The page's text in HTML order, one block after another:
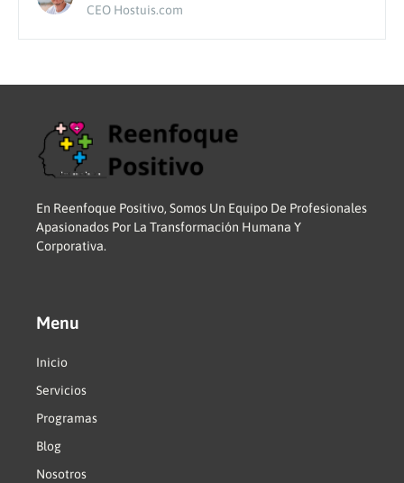
CEO Hostuis.com
En Reenfoque Positivo, Somos Un Equipo De Profesionales
Apasionados Por La Transformación Humana Y
Corporativa.
Menu
Inicio
Servicios
Programas
Blog
Nosotros